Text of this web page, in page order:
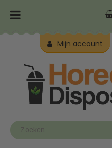
Mijn account